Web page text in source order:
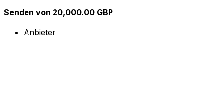
Senden von 20,000.00 GBP
Anbieter